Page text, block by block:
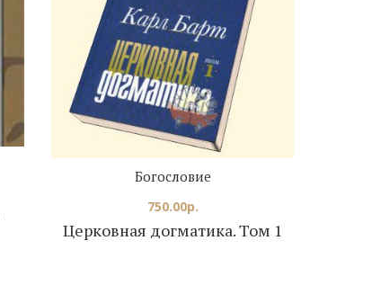
Церковная догматика. Том 1
Богословие
750.00р.